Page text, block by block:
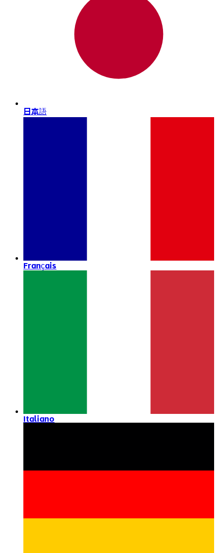
日本語
Français
Italiano